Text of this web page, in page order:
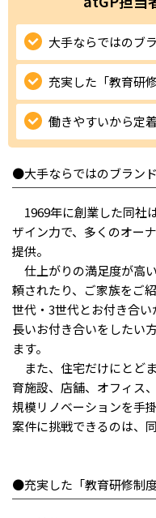
大手ならではのブ
充実した「教育研
働きやすいから定
●大手ならではのブラン
￣￣￣￣￣￣￣￣￣￣￣
1969年に創業した同社
ザイン力で、多くのオー
提供。
仕上がりの満足度が高
頼されたり、ご家族をご
世代・3世代とお付き合
長いお付き合いをしたい
ます。
また、住宅だけにとど
育施設、店舗、オフィス
規模リノベーションを手
案件に挑戦できるのは、
●充実した「教育研修制
￣￣￣￣￣￣￣￣￣￣￣
障害別専門支援の就労移
IT・Web制作スキルを身
ソーシャルファームサー
しいたけ生産で実現する
新しい障害者雇用支援サ
法